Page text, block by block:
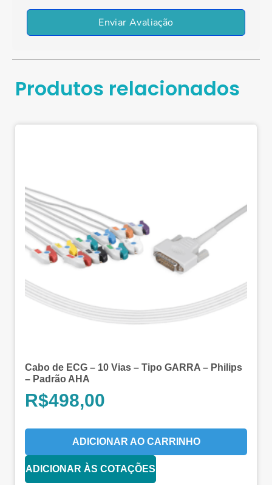
Enviar Avaliação
Produtos relacionados
Cabo de ECG – 10 Vias – Tipo GARRA – Philips
– Padrão AHA
R$498,00
ADICIONAR AO CARRINHO
ADICIONAR ÀS COTAÇÕES